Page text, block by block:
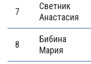
7
Светник
Анастасия
8
Бибина
Мария